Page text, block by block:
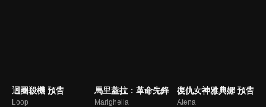
迴圈殺機 預告
Loop
馬里蓋拉：革命先鋒
Marighella
復仇女神雅典娜 預告
Atena